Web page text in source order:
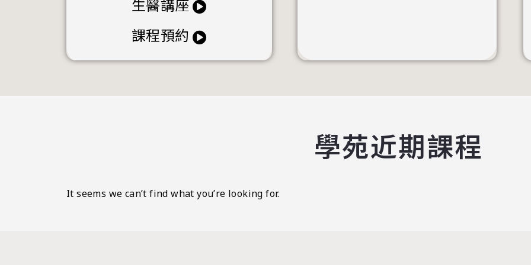
生醫講座
課程預約
學苑近期課程
It seems we can’t find what you’re looking for.